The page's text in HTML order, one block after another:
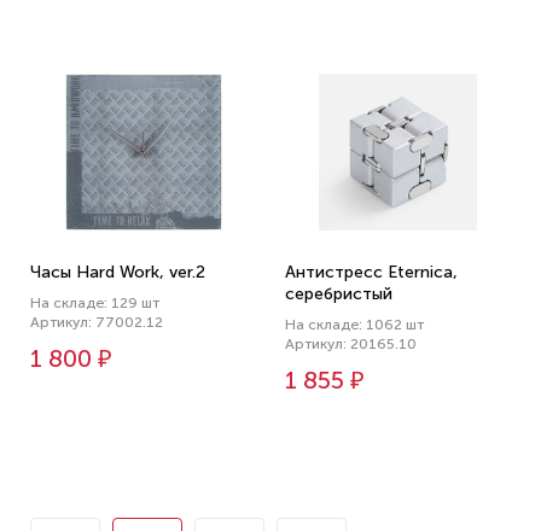
Часы Hard Work, ver.2
На складе: 129 шт
Артикул: 77002.12
1 800 ₽
Антистресс Eternica,
серебристый
На складе: 1062 шт
Артикул: 20165.10
1 855 ₽